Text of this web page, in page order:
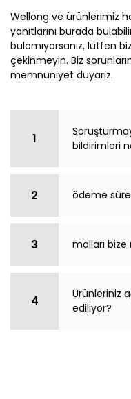
Wellong ve ürünlerimiz
yanıtlarını burada
bulamıyorsanız, lütfen
çekinmeyin. Biz
memnuniyet duyarız.
1
bildirimleri
2 ödeme
3 malları bize
4
Ürünleriniz
ediliyor?